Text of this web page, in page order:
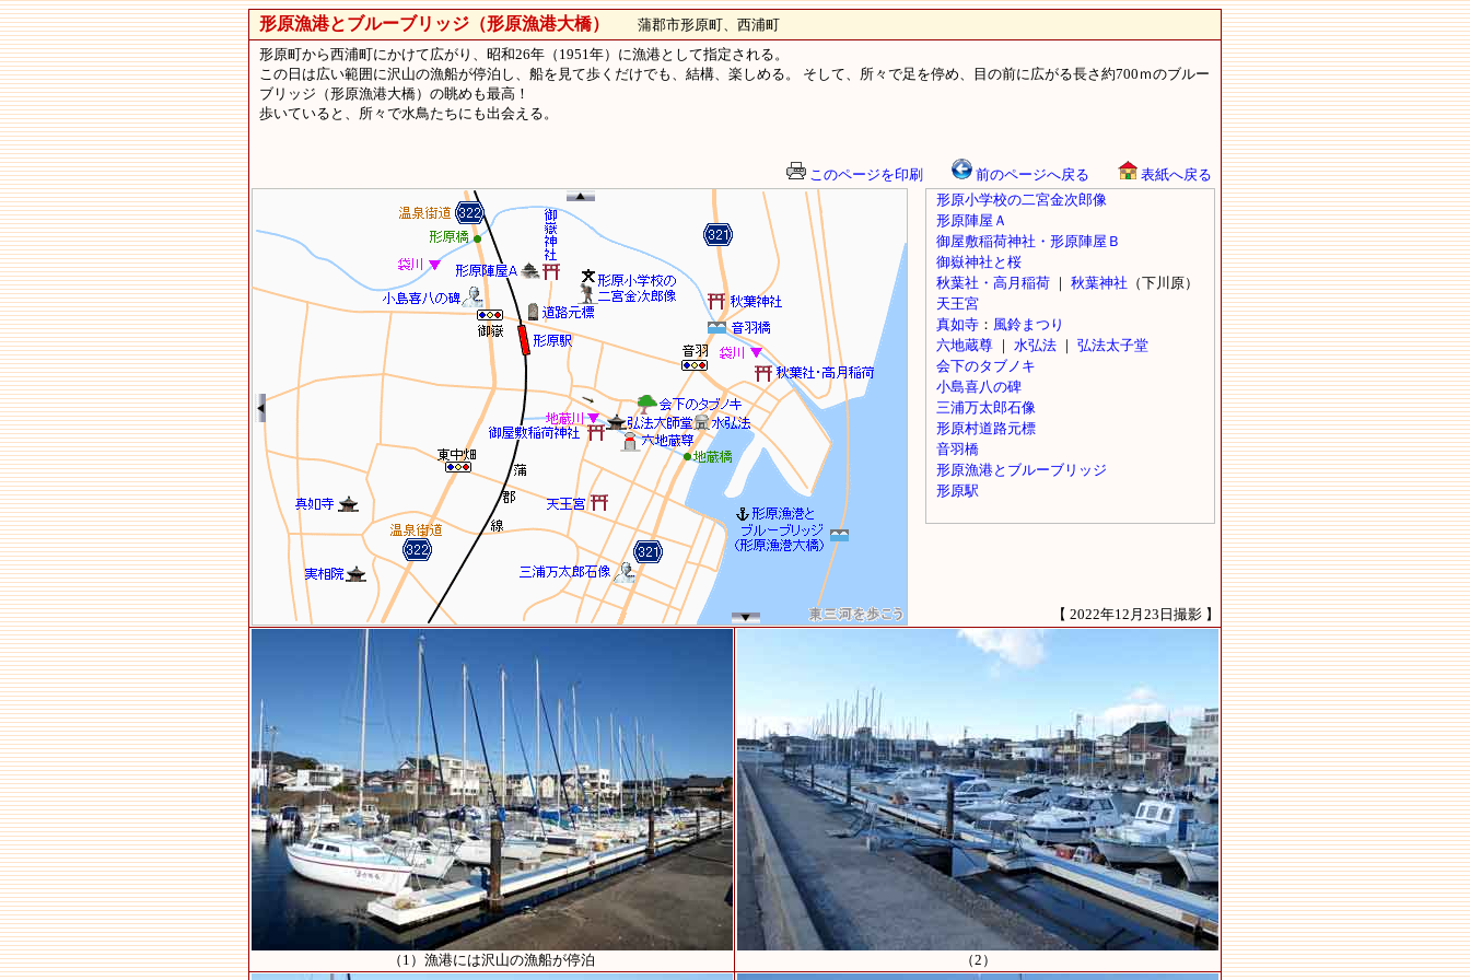
形原漁港とブルーブリッジ（形原漁港大橋）
蒲郡市形原町、西浦町
形原町から西浦町にかけて広がり、昭和26年（1951年）に漁港として指定される。
この日は広い範囲に沢山の漁船が停泊し、船を見て歩くだけでも、結構、楽しめる。 そして、所々で足を停め、目の前に広がる長さ約700ｍのブルー
ブリッジ（形原漁港大橋）の眺めも最高！
歩いていると、所々で水鳥たちにも出会える。
このページを印刷 前のページへ戻る 表紙へ戻る
【 2022年12月23日撮影 】
（1）漁港には沢山の漁船が停泊 （2）